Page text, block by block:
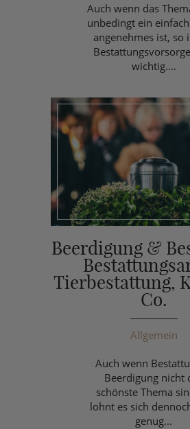
Auch wenn das
unbedingt ein
angenehmes ist, so
wichtig....
Beerdigung &
Tierbestattung,
Co.
Allgemein
Auch wenn
Beerdigung nicht
schönste Thema
lohnt es sich
genug...